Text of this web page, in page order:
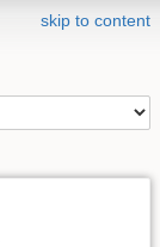
skip to content